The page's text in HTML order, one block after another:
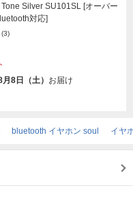
Silver SU101SL [オーバー
対応]
(3)
8日（土） お届け
bluetooth イヤホン soul イヤ